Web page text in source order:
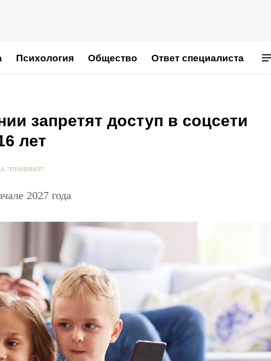
Психология Общество Ответ специалиста
запретят доступ в соцсети
лет
"ПРАВМИР"
2027 года